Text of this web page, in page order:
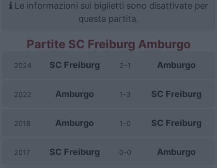
Le informazioni sui biglietti sono disattivate per
questa partita.
Partite SC Freiburg Amburgo
2024 SC Freiburg 2-1 Amburgo
2022 Amburgo 1-3 SC Freiburg
2018 Amburgo 1-0 SC Freiburg
2017 SC Freiburg 0-0 Amburgo